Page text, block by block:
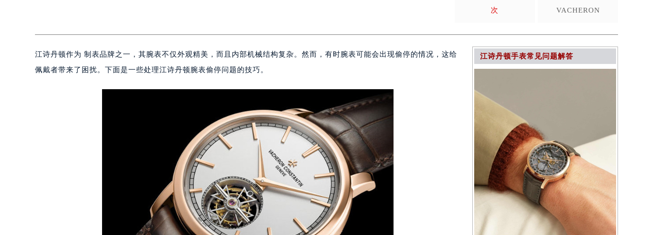
次 VACHERON
江诗丹顿作为 制表品牌之一，其腕表不仅外观精美，而且内部机械结构复杂。然而，有时腕表可能会出现偷停的情况，这给
佩戴者带来了困扰。下面是一些处理江诗丹顿腕表偷停问题的技巧。
江诗丹顿手表常见问题解答